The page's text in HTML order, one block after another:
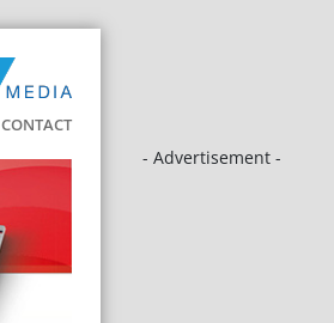
CONTACT
- Advertisement -